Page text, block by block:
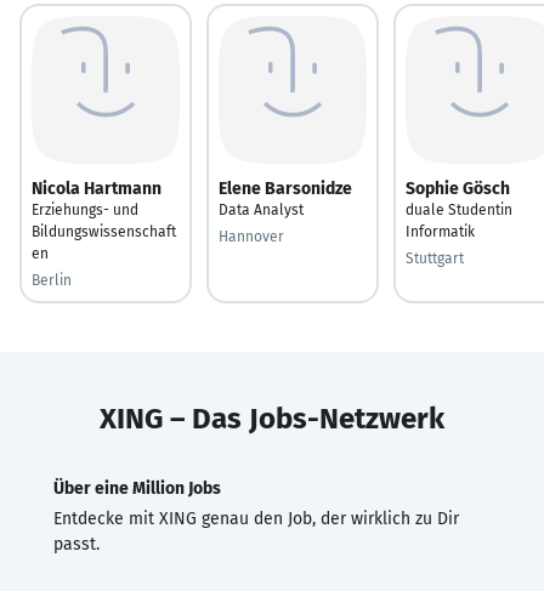
Nicola Hartmann
Erziehungs- und
Bildungswissenschaft
en
Berlin
Elene Barsonidze
Data Analyst
Hannover
Sophie Gösch
duale Studentin
Informatik
Stuttgart
XING – Das Jobs-Netzwerk
Über eine Million Jobs
Entdecke mit XING genau den Job, der wirklich zu Dir
passt.